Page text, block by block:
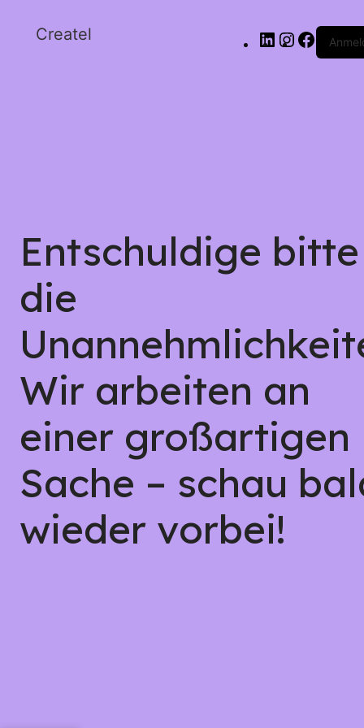
Createl
Entschuldige bitte
die
Wir arbeiten an
einer großartigen
Sache – schau
wieder vorbei!